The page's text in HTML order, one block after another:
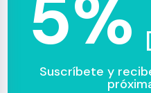
5%
Suscríbete y